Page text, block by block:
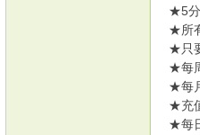
★5分
★所
★只
★每
★每
★充
★每